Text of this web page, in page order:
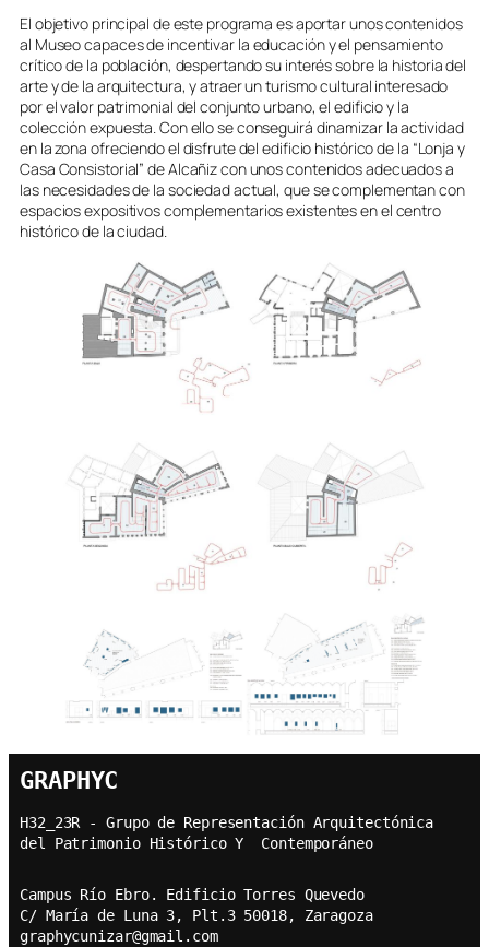
El objetivo principal de este programa es aportar unos contenidos
al Museo capaces de incentivar la educación y el pensamiento
crítico de la población, despertando su interés sobre la historia del
arte y de la arquitectura, y atraer un turismo cultural interesado
por el valor patrimonial del conjunto urbano, el edificio y la
colección expuesta. Con ello se conseguirá dinamizar la actividad
en la zona ofreciendo el disfrute del edificio histórico de la “Lonja y
Casa Consistorial” de Alcañiz con unos contenidos adecuados a
las necesidades de la sociedad actual, que se complementan con
espacios expositivos complementarios existentes en el centro
histórico de la ciudad.
GRAPHYC
H32_23R - Grupo de Representación Arquitectónica
del Patrimonio Histórico Y  Contemporáneo
Campus Río Ebro. Edificio Torres Quevedo
C/ María de Luna 3, Plt.3 50018, Zaragoza
graphycunizar@gmail.com